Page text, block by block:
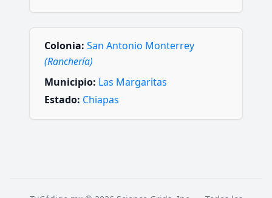
Colonia: San Antonio Monterrey
(Ranchería)
Municipio: Las Margaritas
Estado: Chiapas